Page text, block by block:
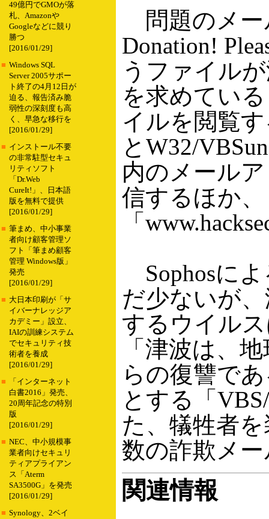
49億円でGMOが落
札、Amazonや
Googleなどに競り
勝つ
[2016/01/29]
■ Windows SQL
Server 2005サポー
ト終了の4月12日が
迫る、報告済み脆
弱性の深刻度も高
く、早急な移行を
[2016/01/29]
■ インストール不要
の非常駐型セキュ
リティソフト
「Dr.Web
CureIt!」、日本語
版を無料で提供
[2016/01/29]
■ 筆まめ、中小事業
者向け顧客管理ソ
フト「筆まめ顧客
管理 Windows版」
発売
[2016/01/29]
■ 大日本印刷が「サ
イバーナレッジア
カデミー」設立、
IAIの訓練システム
でセキュリティ技
術者を養成
[2016/01/29]
■
「インターネット
白書2016」発売、
20周年記念の特別
版
[2016/01/29]
■ NEC、中小規模事
業者向けセキュリ
ティアプライアン
ス「Aterm
SA3500G」を発売
[2016/01/29]
■ Synology、2ベイ
問題のメー
Donation!
うファイル
を求めてい
イルを閲覧
とW32/
内のメール
信するほか
「
Sophosに
だ少ないが
するウイル
「津波は、
らの復讐で
とする「
た、犠牲者
数の詐欺メ
関連情報